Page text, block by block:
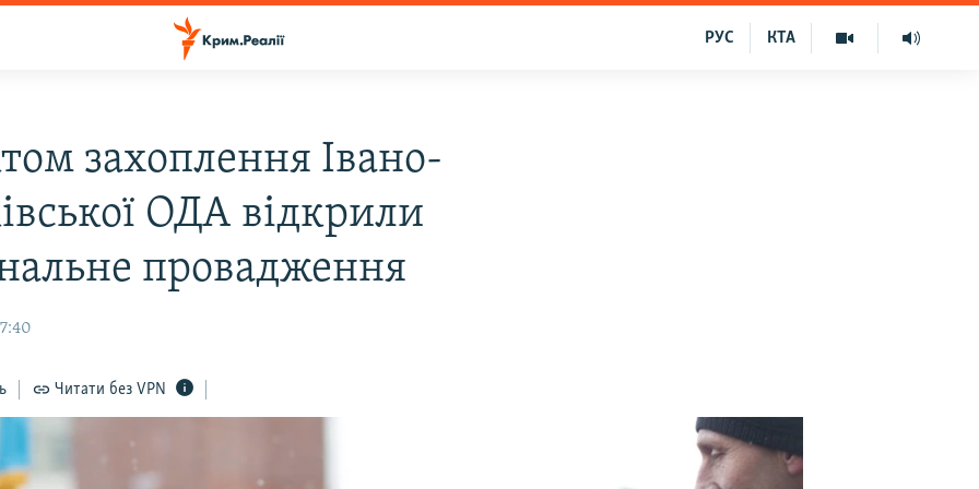
КТА
РУС
захоплення Івано-
ОДА відкрили
провадження
Читати без VPN